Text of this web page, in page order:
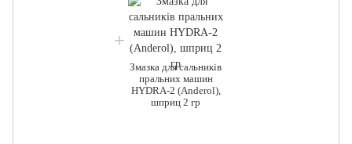
Змазка для сальників
пральних машин
HYDRA-2 (Anderol),
шприц 2 гр